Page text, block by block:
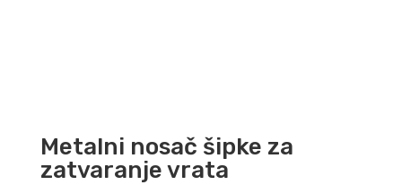
Metalni nosač šipke za
zatvaranje vrata